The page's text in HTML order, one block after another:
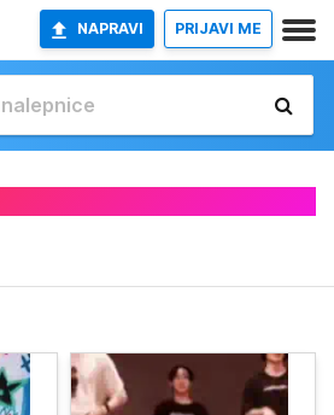
NAPRAVI PRIJAVI ME